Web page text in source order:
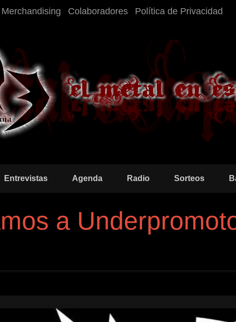
Merchandising Colaboradores Política de Privacidad
Entrevistas Agenda Radio Sorteos
a